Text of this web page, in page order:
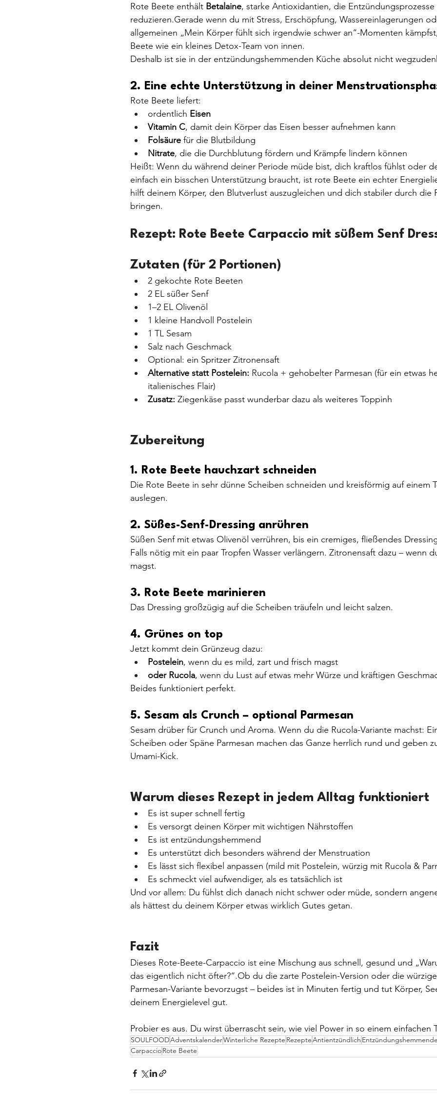
Rote Beete enthält Betalaine, starke Antioxidantien, die
reduzieren.Gerade wenn du mit Stress, Erschöpfung, Wassereinlagerungen
allgemeinen „Mein Körper fühlt sich irgendwie schwer an“-Momenten
Beete wie ein kleines Detox-Team von innen.
Deshalb ist sie in der entzündungshemmenden Küche absolut nicht
2. Eine echte Unterstützung in deiner
Rote Beete liefert:
ordentlich Eisen
Vitamin C, damit dein Körper das Eisen besser aufnehmen kann
Folsäure für die Blutbildung
Nitrate, die die Durchblutung fördern und Krämpfe lindern können
Heißt: Wenn du während deiner Periode müde bist, dich kraftlos fühlst oder
einfach ein bisschen Unterstützung braucht, ist rote Beete ein echter
hilft deinem Körper, den Blutverlust auszugleichen und dich stabiler durch die
bringen.
Rezept: Rote Beete Carpaccio mit süßem Senf
Zutaten (für 2 Portionen)
2 gekochte Rote Beeten
2 EL süßer Senf
1–2 EL Olivenöl
1 kleine Handvoll Postelein
1 TL Sesam
Salz nach Geschmack
Optional: ein Spritzer Zitronensaft
Alternative statt Postelein: Rucola + gehobelter Parmesan (für ein etwas
italienisches Flair)
Zusatz: Ziegenkäse passt wunderbar dazu als weiteres Toppinh
Zubereitung
1. Rote Beete hauchzart schneiden
Die Rote Beete in sehr dünne Scheiben schneiden und kreisförmig auf einem
auslegen.
2. Süßes-Senf-Dressing anrühren
Süßen Senf mit etwas Olivenöl verrühren, bis ein cremiges, fließendes
Falls nötig mit ein paar Tropfen Wasser verlängern. Zitronensaft dazu – wenn
magst.
3. Rote Beete marinieren
Das Dressing großzügig auf die Scheiben träufeln und leicht salzen.
4. Grünes on top
Jetzt kommt dein Grünzeug dazu:
Postelein, wenn du es mild, zart und frisch magst
oder Rucola, wenn du Lust auf etwas mehr Würze und kräftigen
Beides funktioniert perfekt.
5. Sesam als Crunch – optional Parmesan
Sesam drüber für Crunch und Aroma. Wenn du die Rucola-Variante machst:
Scheiben oder Späne Parmesan machen das Ganze herrlich rund und geben
Umami-Kick.
Warum dieses Rezept in jedem Alltag funktioniert
Es ist super schnell fertig
Es versorgt deinen Körper mit wichtigen Nährstoffen
Es ist entzündungshemmend
Es unterstützt dich besonders während der Menstruation
Es lässt sich flexibel anpassen (mild mit Postelein, würzig mit Rucola &
Es schmeckt viel aufwendiger, als es tatsächlich ist
Und vor allem: Du fühlst dich danach nicht schwer oder müde, sondern
als hättest du deinem Körper etwas wirklich Gutes getan.
Fazit
Dieses Rote-Beete-Carpaccio ist eine Mischung aus schnell, gesund und
das eigentlich nicht öfter?“.Ob du die zarte Postelein-Version oder die
Parmesan-Variante bevorzugst – beides ist in Minuten fertig und tut Körper,
deinem Energielevel gut.
Probier es aus. Du wirst überrascht sein, wie viel Power in so einem einfachen
SOULFOODAdventskalenderWinterliche Rezepte RezepteAntientzündlich
CarpaccioRote Beete